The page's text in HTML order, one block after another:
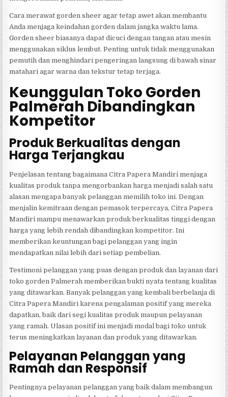
Cara merawat gorden sheer agar tetap awet akan membantu
Anda menjaga keindahan gorden dalam jangka waktu lama.
Gorden sheer biasanya dapat dicuci dengan tangan atau mesin
menggunakan siklus lembut. Penting untuk tidak menggunakan
pemutih dan menghindari pengeringan langsung di bawah sinar
matahari agar warna dan tekstur tetap terjaga.
Keunggulan Toko Gorden
Palmerah Dibandingkan
Kompetitor
Produk Berkualitas dengan
Harga Terjangkau
Penjelasan tentang bagaimana Citra Papera Mandiri menjaga
kualitas produk tanpa mengorbankan harga menjadi salah satu
alasan mengapa banyak pelanggan memilih toko ini. Dengan
menjalin kemitraan dengan pemasok terpercaya, Citra Papera
Mandiri mampu menawarkan produk berkualitas tinggi dengan
harga yang lebih rendah dibandingkan kompetitor. Ini
memberikan keuntungan bagi pelanggan yang ingin
mendapatkan nilai lebih dari setiap pembelian.
Testimoni pelanggan yang puas dengan produk dan layanan dari
toko gorden Palmerah memberikan bukti nyata tentang kualitas
yang ditawarkan. Banyak pelanggan yang kembali berbelanja di
Citra Papera Mandiri karena pengalaman positif yang mereka
dapatkan, baik dari segi kualitas produk maupun pelayanan
yang ramah. Ulasan positif ini menjadi modal bagi toko untuk
terus meningkatkan layanan dan produk yang ditawarkan.
Pelayanan Pelanggan yang
Ramah dan Responsif
Pentingnya pelayanan pelanggan yang baik dalam membangun